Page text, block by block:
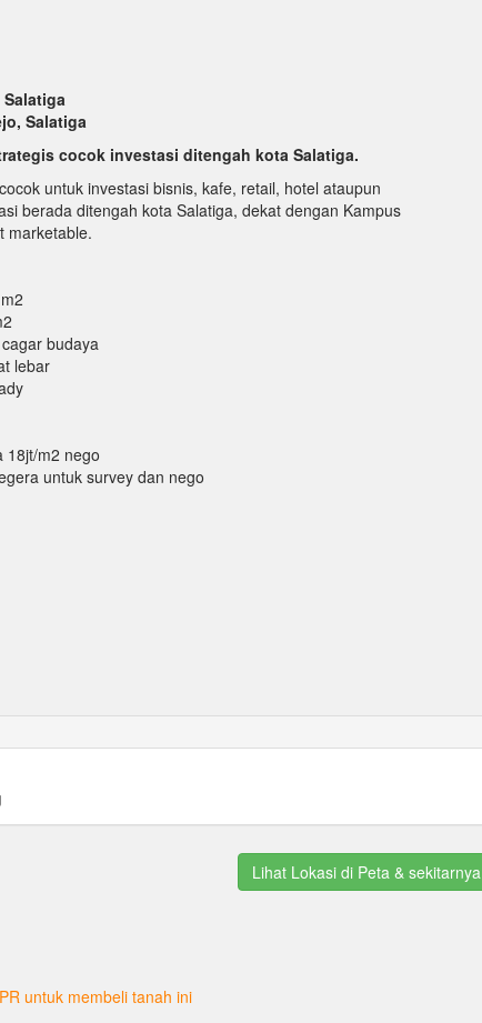
Salatiga
cocok investasi ditengah kota Salatiga.
untuk investasi bisnis, kafe, retail, hotel ataupun
berada ditengah kota Salatiga, dekat dengan Kampus
marketable.
budaya
lebar
18jt/m2 nego
untuk survey dan nego
Lihat Lokasi di Peta & sekitarnya
untuk membeli tanah ini